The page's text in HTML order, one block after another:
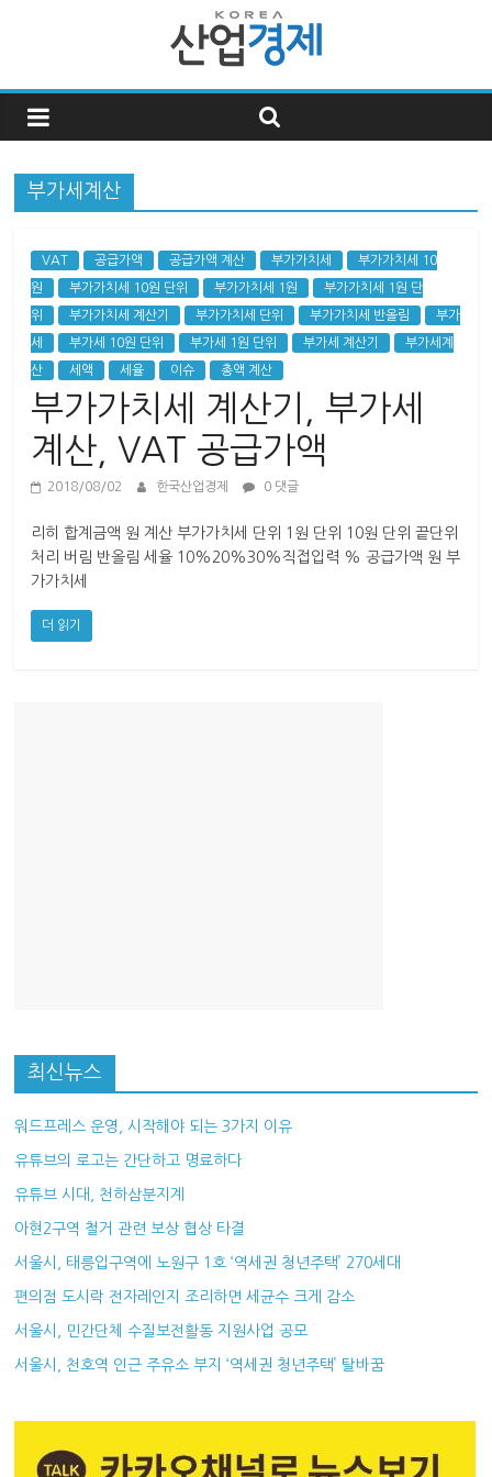
한
국
산
업
경
제
부가세계산
VAT 공급가액 공급가액 계산 부가가치세 부가가치세 10
원 부가가치세 10원 단위 부가가치세 1원 부가가치세 1원 단
위 부가가치세 계산기 부가가치세 단위 부가가치세 반올림 부가
세 부가세 10원 단위 부가세 1원 단위 부가세 계산기 부가세계
산 세액 세율 이슈 총액 계산
부가가치세 계산기, 부가세
계산, VAT 공급가액
2018/08/02 한국산업경제 0 댓글
리히 합계금액 원 계산 부가가치세 단위 1원 단위 10원 단위 끝단위
처리 버림 반올림 세율 10%20%30%직접입력 % 공급가액 원 부
가가치세
더 읽기
최신뉴스
워드프레스 운영, 시작해야 되는 3가지 이유
유튜브의 로고는 간단하고 명료하다
유튜브 시대, 천하삼분지계
아현2구역 철거 관련 보상 협상 타결
서울시, 태릉입구역에 노원구 1호 ‘역세권 청년주택’ 270세대
편의점 도시락 전자레인지 조리하면 세균수 크게 감소
서울시, 민간단체 수질보전활동 지원사업 공모
서울시, 천호역 인근 주유소 부지 ‘역세권 청년주택’ 탈바꿈